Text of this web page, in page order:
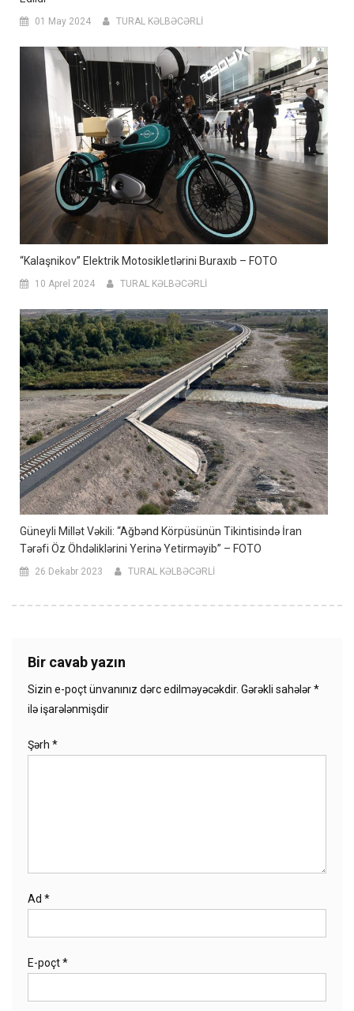
01 May 2024 TURAL KƏLBƏCƏRLİ
“Kalaşnikov” Elektrik Motosikletlərini Buraxıb – FOTO
10 Aprel 2024 TURAL KƏLBƏCƏRLİ
Güneyli Millət Vəkili: “Ağbənd Körpüsünün Tikintisində İran
Tərəfi Öz Öhdəliklərini Yerinə Yetirməyib” – FOTO
26 Dekabr 2023 TURAL KƏLBƏCƏRLİ
Bir cavab yazın
Sizin e-poçt ünvanınız dərc edilməyəcəkdir. Gərəkli sahələr*
ilə işarələnmişdir
Şərh *
Ad *
E-poçt*